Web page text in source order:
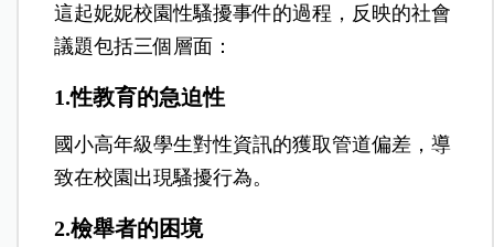
這起妮妮校園性騷擾事件的過程，反映的社會
議題包括三個層面：
1.性教育的急迫性
國小高年級學生對性資訊的獲取管道偏差，導
致在校園出現騷擾行為。
2.檢舉者的困境